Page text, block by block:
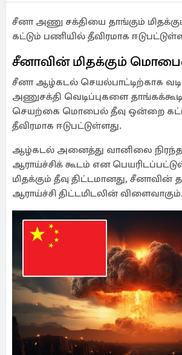
சீனா அணு சக்தியை தாங்கும்
கட்டும் பணியில் தீவிரமாக
சீனாவின் மிதக்கும்
சீனா ஆழ்கடல் செயல்பாட்டிற்காக
அணுசக்தி வெடிப்புகளை
செயற்கை மொபைல் தீவு ஒன்றை
தீவிரமாக ஈடுபட்டுள்ளது.
ஆழ்கடல் அனைத்து வானிலை நிரந்தர
ஆராய்ச்சிக் கூடம் என
மிதக்கும் தீவு திட்டமானது, சீனாவின்
ஆராய்ச்சி திட்டமிடலின் விளைவாகும்.